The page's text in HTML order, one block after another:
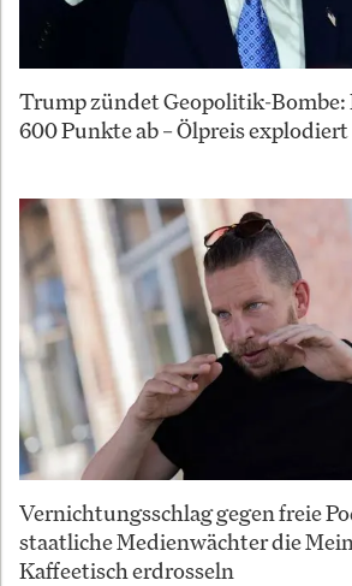
Trump zündet Geopolitik-
600 Punkte ab – Ölpreis explodiert
Vernichtungsschlag gegen freie
staatliche Medienwächter die
Kaffeetisch erdrosseln